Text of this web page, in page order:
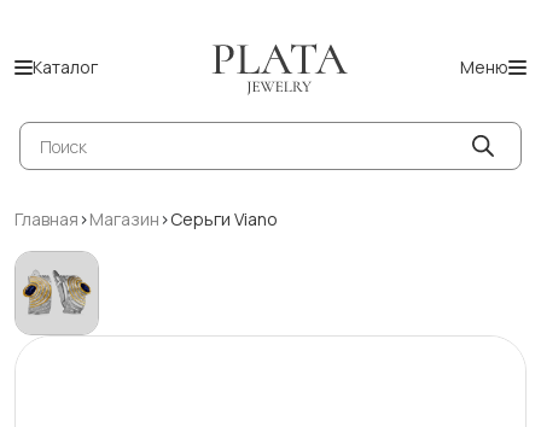
Каталог Меню
Поиск
товаров
Главная >Магазин >Серьги Viano